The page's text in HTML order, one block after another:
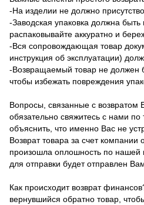
-На изделии не должно
-Заводская упаковка должна
распаковывайте аккуратно и
-Вся сопровождающая товар
инструкция об эксплуатации)
-Возвращаемый товар не должен
чтобы избежать повреждения
Вопросы, связанные с возвратом
обязательно свяжитесь с нами
объяснить, что именно Вас не
Возврат товара за счет компании
произошла оплошность по нашей
для отправки будет отправлен
Как происходит возврат
вернувшийся обратно товар,